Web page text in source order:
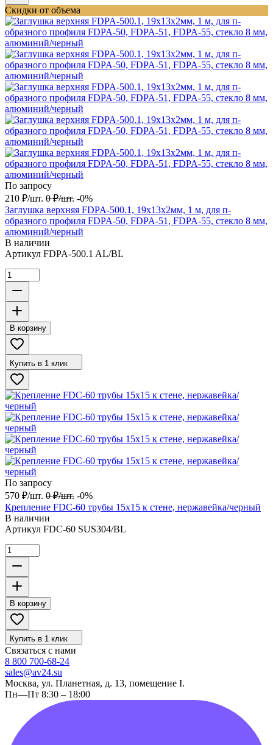
Скидки от объема
По запросу
210 ₽/шт. 0 ₽/шт. -0%
Заглушка верхняя FDPA-500.1, 19х13х2мм, 1 м, для п-
образного профиля FDPA-50, FDPA-51, FDPA-55, стекло 8 мм,
алюминий/черный
В наличии
Артикул FDPA-500.1 AL/BL
В корзину
Купить в 1 клик
По запросу
570 ₽/шт. 0 ₽/шт. -0%
Крепление FDC-60 трубы 15х15 к стене, нержавейка/черный
В наличии
Артикул FDC-60 SUS304/BL
В корзину
Купить в 1 клик
Связаться с нами
8 800 700-68-24
sales@av24.su
Москва, ул. Планетная, д. 13, помещение I.
Пн—Пт 8:30 – 18:00